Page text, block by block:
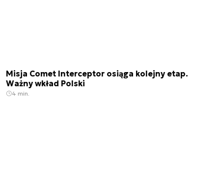
Misja Comet Interceptor osiąga kolejny etap.
Ważny wkład Polski
4 min.